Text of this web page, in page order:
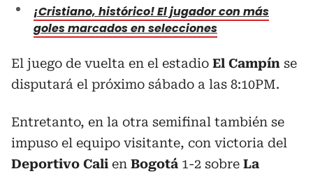
¡Cristiano, histórico! El jugador con más
goles marcados en selecciones
El juego de vuelta en el estadio El Campín se
disputará el próximo sábado a las 8:10PM.
Entretanto, en la otra semifinal también se
impuso el equipo visitante, con victoria del
Deportivo Cali en Bogotá 1-2 sobre La